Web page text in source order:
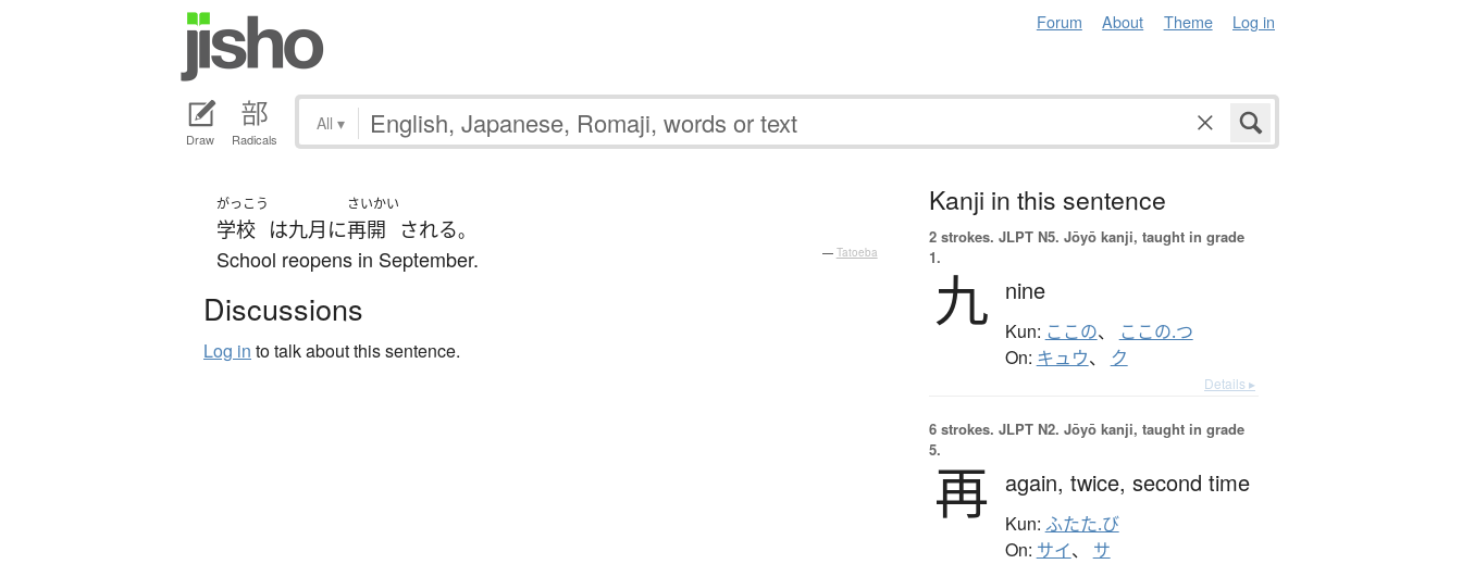
Forum About Theme Log in
Draw Radicals
All ▾
がっこう
学校 は九月 に
さいかい
再開 される。
School reopens in September. — Tatoeba
Discussions
Log in to talk about this sentence.
Kanji in this sentence
2 strokes. JLPT N5. Jōyō kanji, taught in grade
1.
九 nine
Kun: ここの、 ここの.つ
On: キュウ、 ク
Details ▸
6 strokes. JLPT N2. Jōyō kanji, taught in grade
5.
再 again, twice, second time
Kun: ふたた.び
On: サイ、 サ